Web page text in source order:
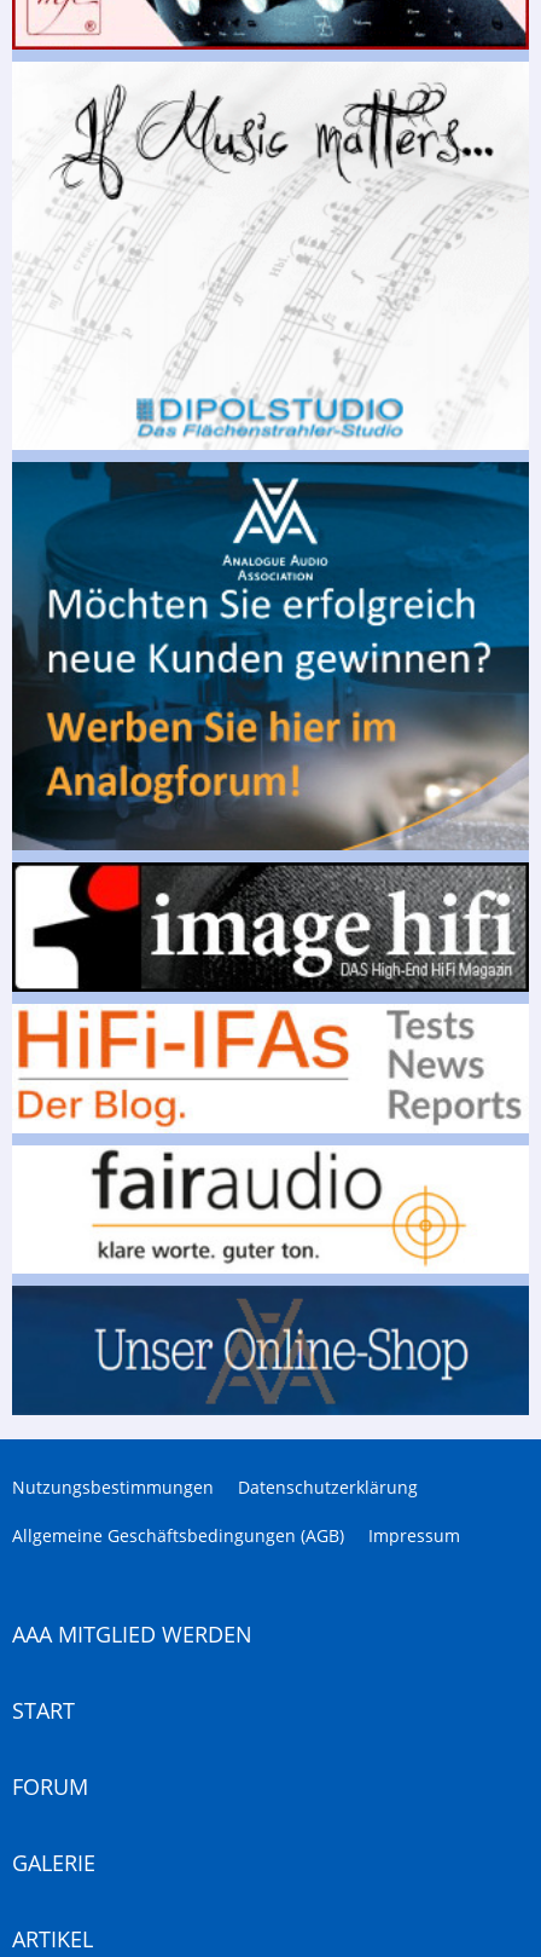
Nutzungsbestimmungen Datenschutzerklärung
Allgemeine Geschäftsbedingungen (AGB) Impressum
AAA MITGLIED WERDEN
START
FORUM
GALERIE
ARTIKEL